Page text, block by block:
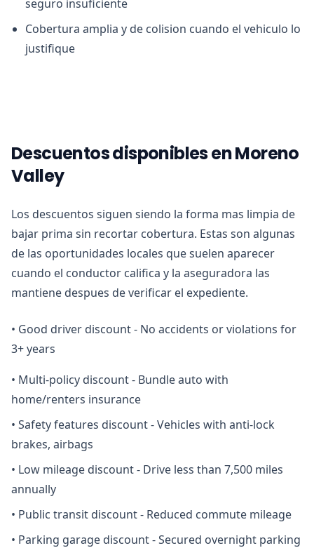
seguro insuficiente
Cobertura amplia y de colision cuando el vehiculo lo
justifique
Descuentos disponibles en Moreno
Valley
Los descuentos siguen siendo la forma mas limpia de
bajar prima sin recortar cobertura. Estas son algunas
de las oportunidades locales que suelen aparecer
cuando el conductor califica y la aseguradora las
mantiene despues de verificar el expediente.
• Good driver discount - No accidents or violations for
3+ years
• Multi-policy discount - Bundle auto with
home/renters insurance
• Safety features discount - Vehicles with anti-lock
brakes, airbags
• Low mileage discount - Drive less than 7,500 miles
annually
• Public transit discount - Reduced commute mileage
• Parking garage discount - Secured overnight parking